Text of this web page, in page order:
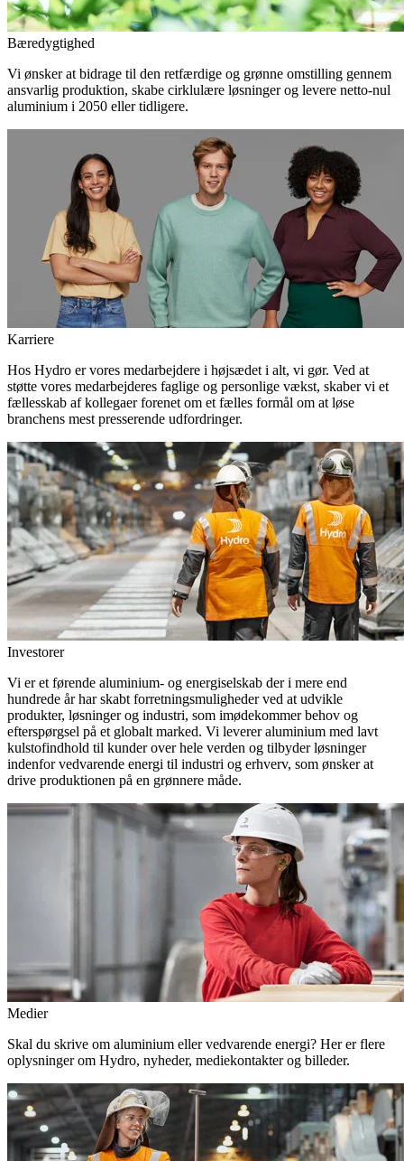
Bæredygtighed
Vi ønsker at bidrage til den retfærdige og grønne omstilling gennem
ansvarlig produktion, skabe cirklulære løsninger og levere netto-nul
aluminium i 2050 eller tidligere.
Karriere
Hos Hydro er vores medarbejdere i højsædet i alt, vi gør. Ved at
støtte vores medarbejderes faglige og personlige vækst, skaber vi et
fællesskab af kollegaer forenet om et fælles formål om at løse
branchens mest presserende udfordringer.
Investorer
Vi er et førende aluminium- og energiselskab der i mere end
hundrede år har skabt forretningsmuligheder ved at udvikle
produkter, løsninger og industri, som imødekommer behov og
efterspørgsel på et globalt marked. Vi leverer aluminium med lavt
kulstofindhold til kunder over hele verden og tilbyder løsninger
indenfor vedvarende energi til industri og erhverv, som ønsker at
drive produktionen på en grønnere måde.
Medier
Skal du skrive om aluminium eller vedvarende energi? Her er flere
oplysninger om Hydro, nyheder, mediekontakter og billeder.